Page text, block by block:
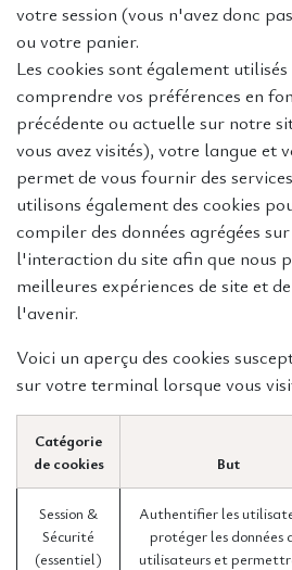
votre session (vous n'avez donc
ou votre panier.
Les cookies sont également
comprendre vos préférences en
précédente ou actuelle sur notre
vous avez visités), votre langue et
permet de vous fournir des
utilisons également des cookies
compiler des données agrégées
l'interaction du site afin que nous
meilleures expériences de site et
l'avenir.
Voici un aperçu des cookies
sur votre terminal lorsque vous
Catégorie
de cookies
But
Session &
Sécurité
(essentiel)
Authentifier les
protéger les données
utilisateurs et